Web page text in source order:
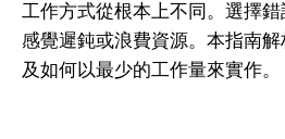
工作方式從根本上不同。選擇
感覺遲鈍或浪費資源。本指南
及如何以最少的工作量來實作。